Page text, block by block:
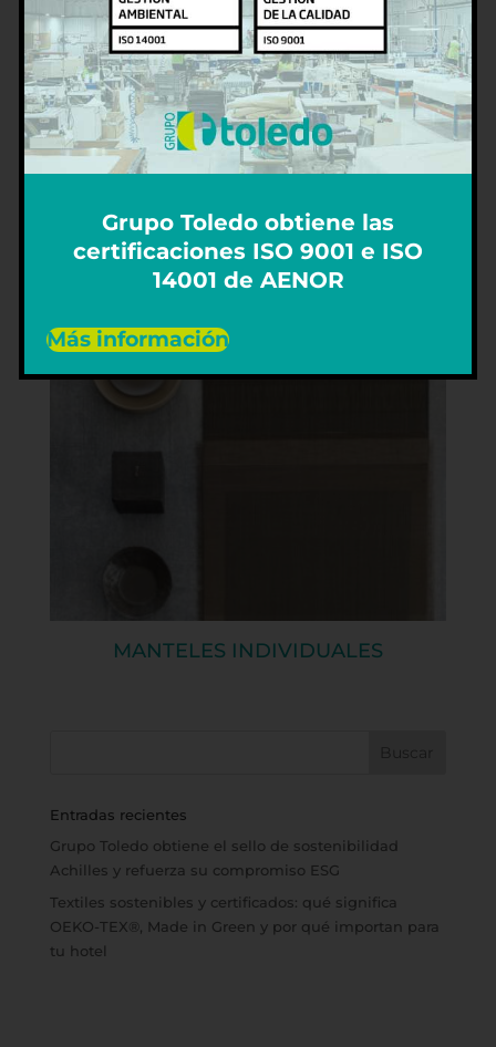
MANTELERÍA SIGNATURE BY
MILLIKEN (DISTRIBUIDORES
OFICIALES)
MANTELES INDIVIDUALES
Entradas recientes
Grupo Toledo obtiene el sello de sostenibilidad
Achilles y refuerza su compromiso ESG
Textiles sostenibles y certificados: qué significa
OEKO-TEX®, Made in Green y por qué importan para
tu hotel
Grupo Toledo obtiene las
certificaciones ISO 9001 e ISO
14001 de AENOR
Más información